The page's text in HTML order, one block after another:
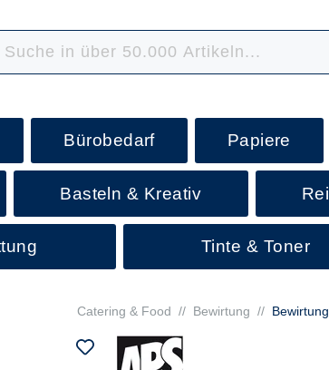
Bürobedarf Papiere
Basteln & Kreativ
Tinte & Toner
Catering & Food // Bewirtung // Bewirtung